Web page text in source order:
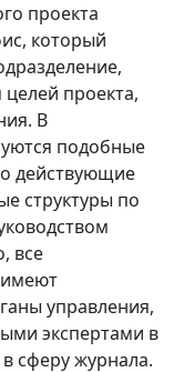
проекта
который
проекта,
В
подобные
действующие
структуры по
все
управления,
экспертами в
сферу журнала.